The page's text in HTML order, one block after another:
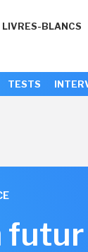
LIVRES-BLANCS
TESTS